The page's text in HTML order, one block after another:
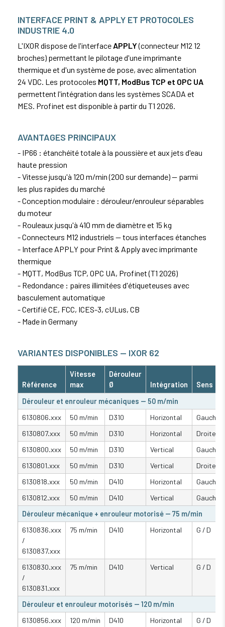
INTERFACE PRINT & APPLY ET PROTOCOLES
INDUSTRIE 4.0
L'IXOR dispose de l'interface APPLY(connecteur M12 12
broches) permettant le pilotage d'une imprimante
thermique et d'un système de pose, avec alimentation
24 VDC. Les protocoles MQTT, ModBus TCP et OPC UA
permettent l'intégration dans les systèmes SCADA et
MES. Profinet est disponible à partir du T1 2026.
AVANTAGES PRINCIPAUX
- IP66 : étanchéité totale à la poussière et aux jets d'eau
haute pression
- Vitesse jusqu'à 120 m/min (200 sur demande) — parmi
les plus rapides du marché
- Conception modulaire : dérouleur/enrouleur séparables
du moteur
- Rouleaux jusqu'à 410 mm de diamètre et 15 kg
- Connecteurs M12 industriels — tous interfaces étanches
- Interface APPLY pour Print & Apply avec imprimante
thermique
- MQTT, ModBus TCP, OPC UA, Profinet (T1 2026)
- Redondance : paires illimitées d'étiqueteuses avec
basculement automatique
- Certifié CE, FCC, ICES-3, cULus, CB
- Made in Germany
VARIANTES DISPONIBLES — IXOR 62
Référence
Vitesse
max
Dérouleur
Ø
Intégration
Sens
Dérouleur et enrouleur mécaniques — 50 m/min
6130806.xxx
50 m/min D310 Horizontal
Gauche
6130807.xxx
50 m/min D310 Horizontal
Droite
6130800.xxx
50 m/min D310 Vertical
Gauche
6130801.xxx
50 m/min D310 Vertical
Droite
6130818.xxx
50 m/min D410 Horizontal
Gauche
6130812.xxx
50 m/min D410 Vertical
Gauche
Dérouleur mécanique + enrouleur motorisé — 75 m/min
6130836.xxx
/
6130837.xxx
75 m/min D410 Horizontal G / D
6130830.xxx
/
6130831.xxx
75 m/min D410 Vertical G / D
Dérouleur et enrouleur motorisés — 120 m/min
6130856.xxx
120 m/min D410 Horizontal G / D